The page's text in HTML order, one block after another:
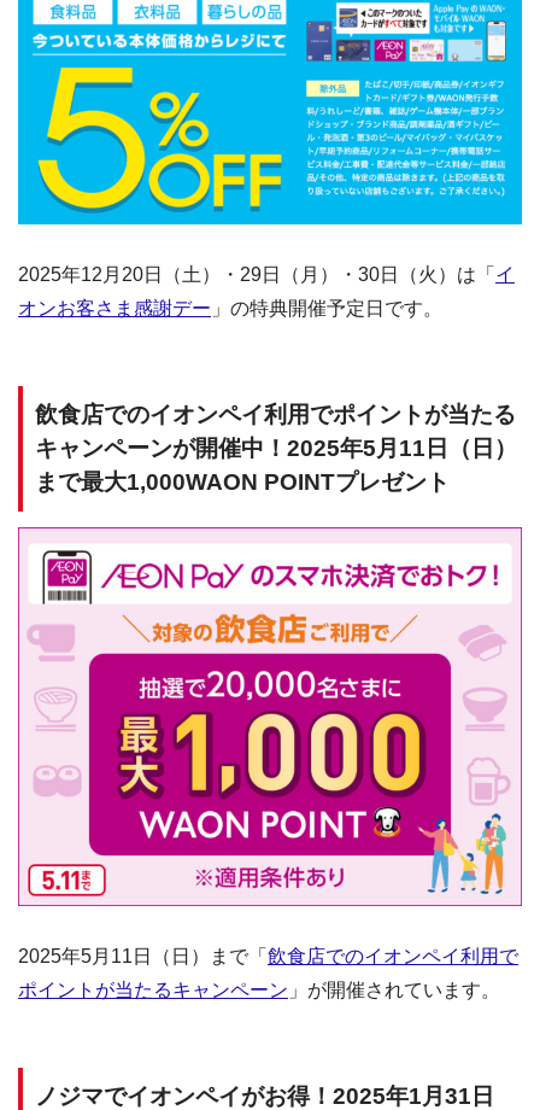
2025年12月20日（土）・29日（月）・30日（火）は「 イ
オンお客さま感謝デー 」の特典開催予定日です。
飲食店でのイオンペイ利用でポイントが当たる
キャンペーンが開催中！2025年5月11日（日）
まで最大1,000WAON POINTプレゼント
2025年5月11日（日）まで「 飲食店でのイオンペイ利用で
ポイントが当たるキャンペーン 」が開催されています。
ノジマでイオンペイがお得！2025年1月31日